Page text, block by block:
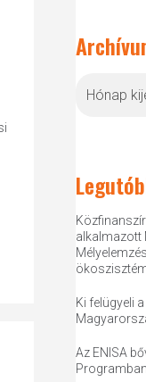
alkalmazott
Ki felügyeli
Az ENISA
Programban